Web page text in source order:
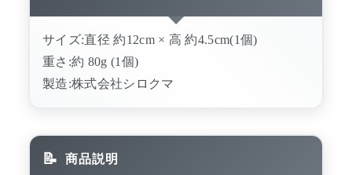
サイズ:直径 約12cm × 高 約4.5cm(1個)
重さ:約 80g (1個)
製造:株式会社シロクマ
商品説明